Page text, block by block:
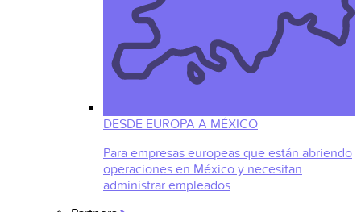
DESDE EUROPA A MÉXICO
Para empresas europeas que están abriendo
operaciones en México y necesitan
administrar empleados